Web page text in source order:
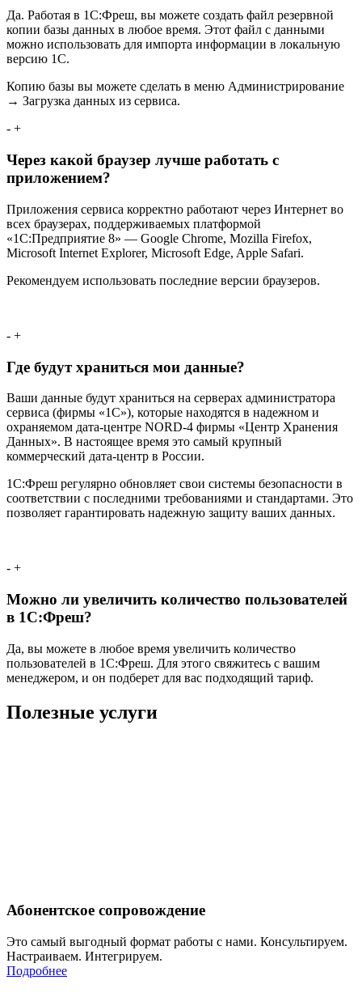
Да. Работая в 1С:Фреш, вы можете создать файл резервной
копии базы данных в любое время. Этот файл с данными
можно использовать для импорта информации в локальную
версию 1С.
Копию базы вы можете сделать в меню Администрирование
→ Загрузка данных из сервиса.
- +
Через какой браузер лучше работать с
приложением?
Приложения сервиса корректно работают через Интернет во
всех браузерах, поддерживаемых платформой
«1С:Предприятие 8» — Google Chrome, Mozilla Firefox,
Microsoft Internet Explorer, Microsoft Edge, Apple Safari.
Рекомендуем использовать последние версии браузеров.
- +
Где будут храниться мои данные?
Ваши данные будут храниться на серверах администратора
сервиса (фирмы «1С»), которые находятся в надежном и
охраняемом дата-центре NORD-4 фирмы «Центр Хранения
Данных». В настоящее время это самый крупный
коммерческий дата-центр в России.
1С:Фреш регулярно обновляет свои системы безопасности в
соответствии с последними требованиями и стандартами. Это
позволяет гарантировать надежную защиту ваших данных.
- +
Можно ли увеличить количество пользователей
в 1С:Фреш?
Да, вы можете в любое время увеличить количество
пользователей в 1С:Фреш. Для этого свяжитесь с вашим
менеджером, и он подберет для вас подходящий тариф.
Полезные услуги
Абонентское сопровождение
Это самый выгодный формат работы с нами. Консультируем.
Настраиваем. Интегрируем.
Подробнее